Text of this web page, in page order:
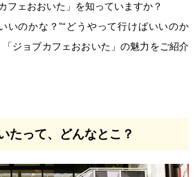
フェおおいた」を知っていますか？
いのかな？”“どうやって行けばいいのか
ジョブカフェおおいた」の魅力をご紹介
たって、どんなとこ？